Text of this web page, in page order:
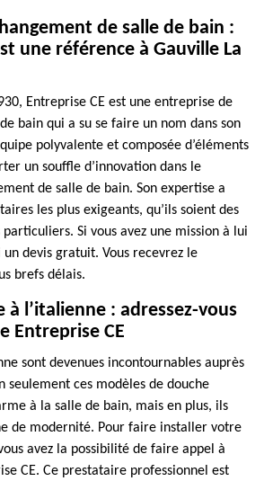
de salle de bain :
une référence à Gauville La
Entreprise CE est une entreprise de
bain qui a su se faire un nom dans son
polyvalente et composée d’éléments
un souffle d’innovation dans le
de salle de bain. Son expertise a
les plus exigeants, qu’ils soient des
Si vous avez une mission à lui
devis gratuit. Vous recevrez le
brefs délais.
à l’italienne : adressez-vous
Entreprise CE
sont devenues incontournables auprès
seulement ces modèles de douche
à la salle de bain, mais en plus, ils
de modernité. Pour faire installer votre
avez la possibilité de faire appel à
CE. Ce prestataire professionnel est